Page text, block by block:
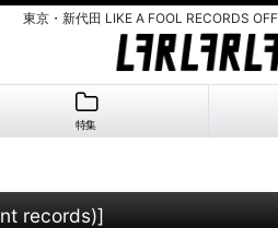
東京・新代田 LIKE A FOOL RECORDS
特集
records)]